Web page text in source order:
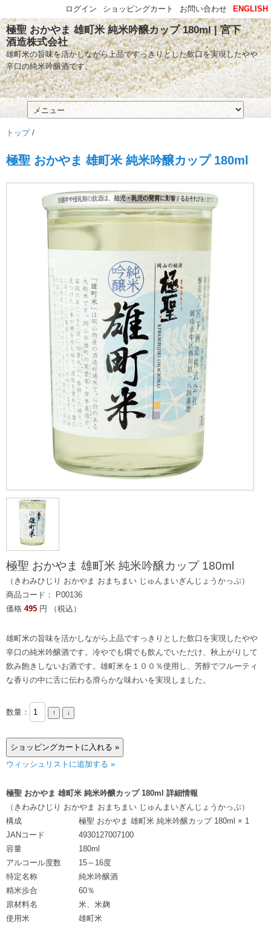
極聖 おかやま 雄町米 純米吟醸カップ 180ml | 宮下
酒造株式会社
雄町米の旨味を活かしながら上品ですっきりとした飲口を実現したやや
辛口の純米吟醸酒です。
トップ/
極聖 おかやま 雄町米 純米吟醸カップ 180ml
極聖 おかやま 雄町米 純米吟醸カップ 180ml
（きわみひじり おかやま おまちまい じゅんまいぎんじょうかっぷ）
商品コード： P00136
価格 495 円 （税込）
雄町米の旨味を活かしながら上品ですっきりとした飲口を実現したやや
辛口の純米吟醸酒です。冷やでも燗でも飲んでいただけ、秋上がりして
飲み飽きしないお酒です。雄町米を１００％使用し、芳醇でフルーティ
な香りの中に舌に伝わる滑らかな味わいを実現しました。
数量：
ウィッシュリストに追加する »
極聖 おかやま 雄町米 純米吟醸カップ 180ml 詳細情報
（きわみひじり おかやま おまちまい じゅんまいぎんじょうかっぷ）
構成
極聖 おかやま 雄町米 純米吟醸カップ 180ml × 1
JANコード
4930127007100
容量
180ml
アルコール度数
15～16度
特定名称
純米吟醸酒
精米歩合
60％
原材料名
米、米麹
使用米
雄町米
ENGLISH
お問い合わせ
ショッピングカート
ログイン